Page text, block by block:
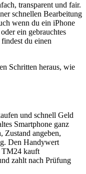
transparent und fair.
schnellen Bearbeitung
wenn du ein iPhone
ein gebrauchtes
du einen
Schritten heraus, wie
und schnell Geld
Smartphone ganz
Zustand angeben,
Den Handywert
TM24 kauft
zahlt nach Prüfung